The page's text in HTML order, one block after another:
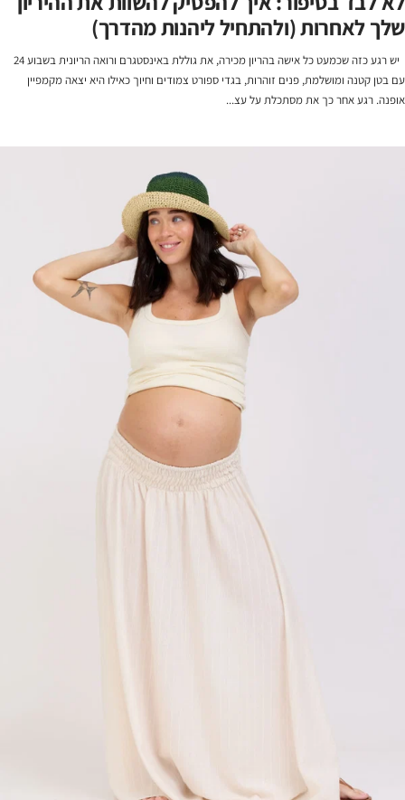
שלך לאחרות (ולהתחיל ליהנות מהדרך)
יש רגע כזה שכמעט כל אישה בהריון מכירה, את גוללת באינסטגרם ורואה הריונית בשבוע 24
עם בטן קטנה ומושלמת, פנים זוהרות, בגדי ספורט צמודים וחיוך כאילו היא יצאה מקמפיין
אופנה. רגע אחר כך את מסתכלת על עצ...